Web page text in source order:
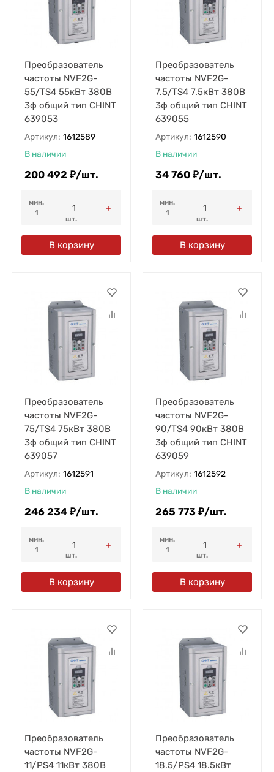
Преобразователь
частоты NVF2G-
55/TS4 55кВт 380В
3ф общий тип CHINT
639053
Артикул: 1612589
В наличии
200 492 ₽/шт.
мин.
1
шт.
В корзину
Преобразователь
частоты NVF2G-
7.5/TS4 7.5кВт 380В
3ф общий тип CHINT
639055
Артикул: 1612590
В наличии
34 760 ₽/шт.
мин.
1
шт.
В корзину
Преобразователь
частоты NVF2G-
75/TS4 75кВт 380В
3ф общий тип CHINT
639057
Артикул: 1612591
В наличии
246 234 ₽/шт.
мин.
1
шт.
В корзину
Преобразователь
частоты NVF2G-
90/TS4 90кВт 380В
3ф общий тип CHINT
639059
Артикул: 1612592
В наличии
265 773 ₽/шт.
мин.
1
шт.
В корзину
Преобразователь
частоты NVF2G-
11/PS4 11кВт 380В
Преобразователь
частоты NVF2G-
18.5/PS4 18.5кВт